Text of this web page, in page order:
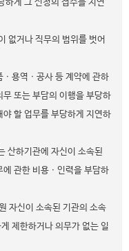
하게 그 신청의 접수를 지연
없거나 직무의 범위를 벗어
용역ㆍ공사 등 계약에 관하
또는 부담의 이행을 부당하
할 업무를 부당하게 지연하
산하기관에 자신이 소속된
관한 비용ㆍ인력을 부담하
자신이 소속된 기관의 소속
제한하거나 의무가 없는 일